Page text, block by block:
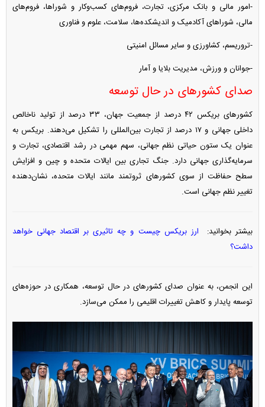
-امور مالی و بانک مرکزی، تجارت، فروم‌های کسب‌وکار و شوراها، فروم‌های
مالی، شوراهای آکادمیک و اندیشکده‌ها، سلامت، علوم و فناوری
-تروریسم، کشاورزی و سایر مسائل امنیتی
-جوانان و ورزش، مدیریت بلایا و آمار
صدای کشورهای در حال توسعه
کشورهای بریکس ۴۲ درصد از جمعیت جهان، ۳۳ درصد از تولید ناخالص
داخلی جهانی و ۱۷ درصد از تجارت بین‌المللی را تشکیل می‌دهند. بریکس به
عنوان یک ستون حیاتی نظم جهانی، سهم مهمی در رشد اقتصادی، تجارت و
سرمایه‌گذاری جهانی دارد. جنگ تجاری بین ایالات متحده و چین و افزایش
سطح حفاظت از سوی کشورهای ثروتمند مانند ایالات متحده، نشان‌دهنده
تغییر نظم جهانی است.
بیشتر بخوانید: ارز بریکس چیست و چه تاثیری بر اقتصاد جهانی خواهد
داشت؟
این انجمن، به عنوان صدای کشورهای در حال توسعه، همکاری در حوزه‌های
توسعه پایدار و کاهش تغییرات اقلیمی را ممکن می‌سازد.